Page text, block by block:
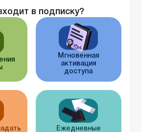
в подписку?
Мгновенная
активация
доступа
Ежедневные